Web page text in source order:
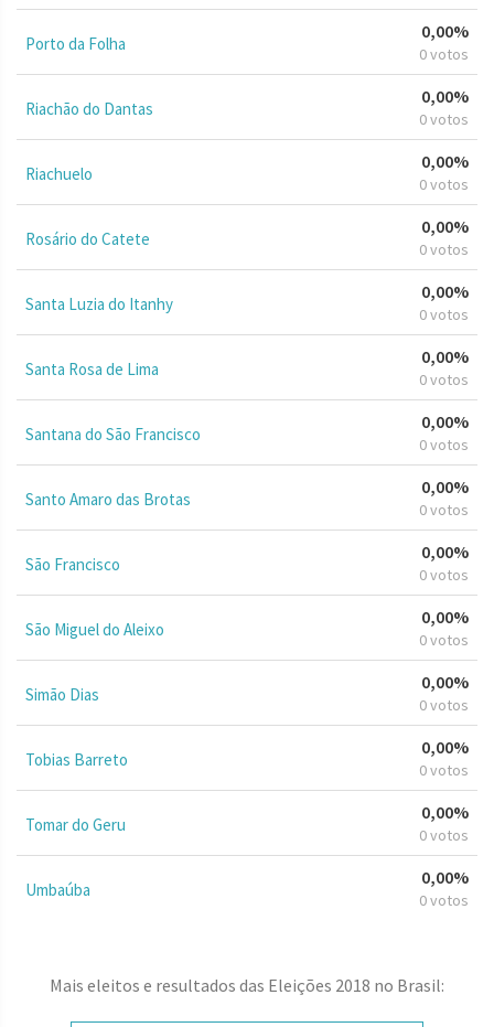
Porto da Folha
0,00%
0 votos
Riachão do Dantas
0,00%
0 votos
Riachuelo
0,00%
0 votos
Rosário do Catete
0,00%
0 votos
Santa Luzia do Itanhy
0,00%
0 votos
Santa Rosa de Lima
0,00%
0 votos
Santana do São Francisco
0,00%
0 votos
Santo Amaro das Brotas
0,00%
0 votos
São Francisco
0,00%
0 votos
São Miguel do Aleixo
0,00%
0 votos
Simão Dias
0,00%
0 votos
Tobias Barreto
0,00%
0 votos
Tomar do Geru
0,00%
0 votos
Umbaúba
0,00%
0 votos
Mais eleitos e resultados das Eleições 2018 no Brasil: